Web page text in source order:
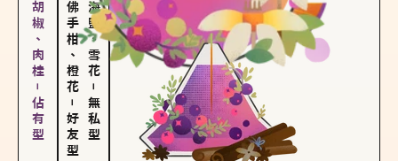
胡椒、肉桂－佔有型 佛手柑、橙花
－
好友型
海鹽、雪花
－
無私型